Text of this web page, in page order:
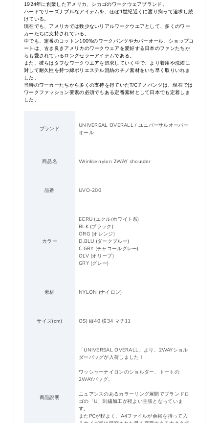
1924年に創業したアメリカ、シカゴのワークウェアブランド。
ハードでリーズナブルなアイテムを、ほぼ1世紀近くに渡り拘って追求し続
けている。
現在でも、アメリカでは数少ないリアルワークウエアとして、多くのワー
カーたちに支持されている。
中でも、定番のコットン100%のワークパンツやカバーオール、ショップコ
ートは、古き良きアメリカのワークウェアを愛好する日本のファンたちか
らも愛されているロングセラーアイテムである。
また、彼らはタフなワークウエアを追求していく中で、より着用や洗濯に
対して耐久性を持つ綿ポリエステル混紡のチノ素材をいち早く取りいれま
した。
当時のワーカーたちから多くの支持を得ていたT/Cチノパンツは、現在では
ワークファッション要素の必須でもある定番素材として日本でも定着しま
した。
ブランド
UNIVERSAL OVERALL / ユニバーサルオーバー
オール
商品名 Wrinkle nylon 2WAY shoulder
品番 UVO-200
カラー
ECRU (エクル/ホワイト系)
BLK (ブラック)
ORG (オレンジ)
D.BLU (ダークブルー)
C.GRY (チャコールグレー)
OLV (オリーブ)
GRY (グレー)
素材 NYLON (ナイロン)
サイズ(cm) OS) 縦40 横34 マチ11
商品説明
「UNIVERSAL OVERALL」より、2WAYショル
ダーバッグが入荷しました！
ワッシャーナイロンのショルダー、トートの
2WAYバッグ。
ニュアンスのあるカラーリング展開でブランドロ
ゴの「U」刺繍加工が程よい主張となっていま
す。
またPCが程よく、A4ファイルが余裕を持って入